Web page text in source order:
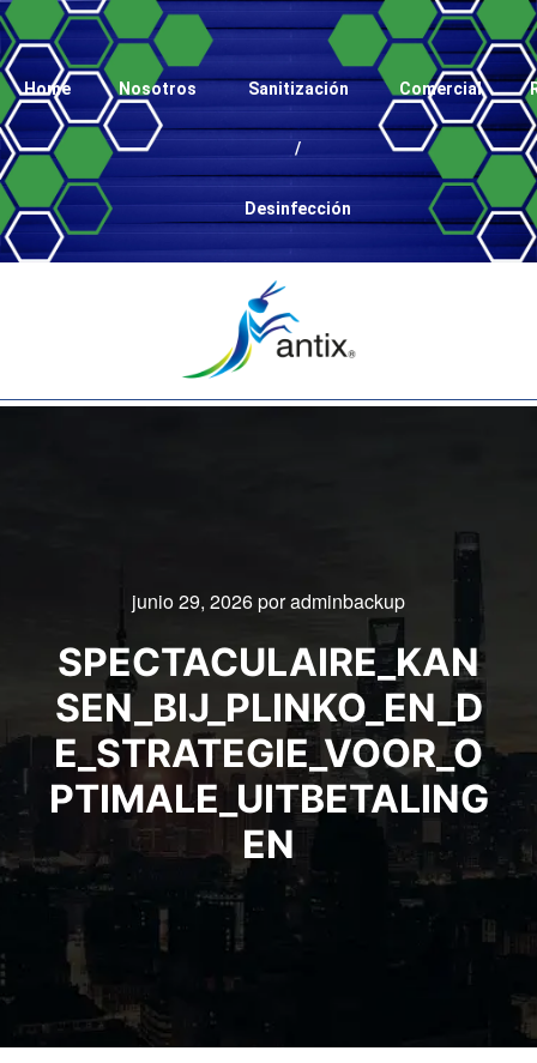
Home Nosotros Sanitización
/
Desinfección
Comercial
junio 29, 2026poradminbackup
SPECTACULAIRE_KAN
SEN_BIJ_PLINKO_EN_D
E_STRATEGIE_VOOR_O
PTIMALE_UITBETALING
EN